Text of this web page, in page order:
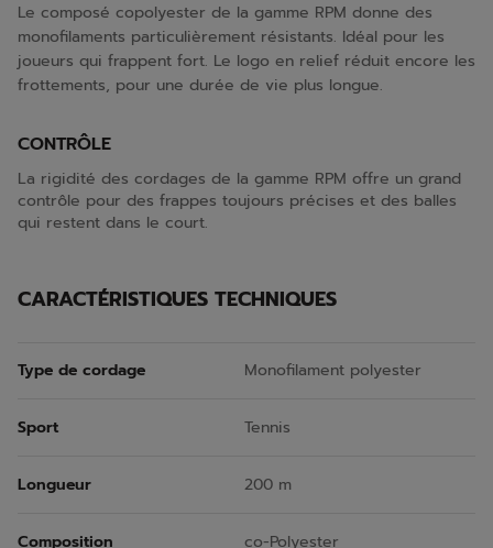
Le composé copolyester de la gamme RPM donne des
monofilaments particulièrement résistants. Idéal pour les
joueurs qui frappent fort. Le logo en relief réduit encore les
frottements, pour une durée de vie plus longue.
CONTRÔLE
La rigidité des cordages de la gamme RPM offre un grand
contrôle pour des frappes toujours précises et des balles
qui restent dans le court.
CARACTÉRISTIQUES TECHNIQUES
Type de cordage Monofilament polyester
Sport Tennis
Longueur 200 m
Composition co-Polyester